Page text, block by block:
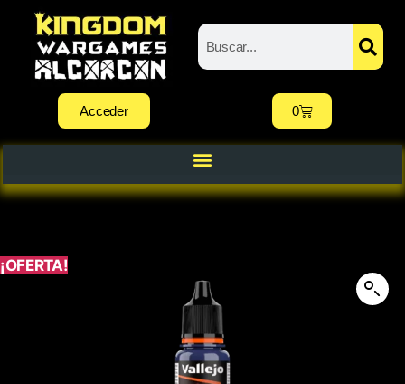
Acceder 0
¡OFERTA!